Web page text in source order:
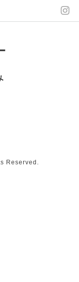
Reserved.